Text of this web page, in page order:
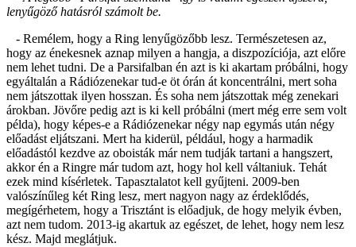
lenyűgöző hatásról számolt be.
- Remélem, hogy a Ring lenyűgözőbb lesz. Természetesen az,
hogy az énekesnek aznap milyen a hangja, a diszpozíciója, azt előre
nem lehet tudni. De a Parsifalban én azt is ki akartam próbálni, hogy
egyáltalán a Rádiózenekar tud-e öt órán át koncentrálni, mert soha
nem játszottak ilyen hosszan. És soha nem játszottak még zenekari
árokban. Jövőre pedig azt is ki kell próbálni (mert még erre sem volt
példa), hogy képes-e a Rádiózenekar négy nap egymás után négy
előadást eljátszani. Mert ha kiderül, például, hogy a harmadik
előadástól kezdve az oboisták már nem tudják tartani a hangszert,
akkor én a Ringre már tudom azt, hogy hol kell váltaniuk. Tehát
ezek mind kísérletek. Tapasztalatot kell gyűjteni. 2009-ben
valószínűleg két Ring lesz, mert nagyon nagy az érdeklődés,
megígérhetem, hogy a Trisztánt is előadjuk, de hogy melyik évben,
azt nem tudom. 2013-ig akartuk az egészet, de lehet, hogy nem lesz
kész. Majd meglátjuk.